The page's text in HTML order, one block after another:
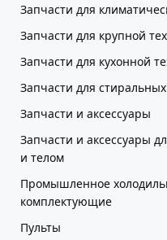
Запчасти для
Запчасти для крупной
Запчасти для кухонной
Запчасти для
Запчасти и аксессуары
Запчасти и аксессуары
и телом
Промышленное
комплектующие
Пульты